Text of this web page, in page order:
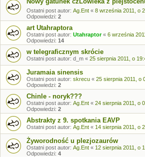
Ostatni post autor: Ag.Ent « 8 września 2011, o
Odpowiedzi: 2
art Utahraptora
Ostatni post autor: Utahraptor« 6 września
Odpowiedzi: 14
w telegraficznym skrócie
Ostatni post autor: d_m « 25 sierpnia 2011, o
Juramaia sinensis
Ostatni post autor: skrecu « 25 sierpnia 2011, o
Odpowiedzi: 2
Chinle - noryk???
Ostatni post autor: Ag.Ent « 24 sierpnia 2011, o
Odpowiedzi: 2
Abstrakty z 9. spotkania EAVP
Ostatni post autor: Ag.Ent « 14 sierpnia 2011, o
Żyworodność u plezjozaurów
Ostatni post autor: Ag.Ent « 12 sierpnia 2011, o
Odpowiedzi: 4